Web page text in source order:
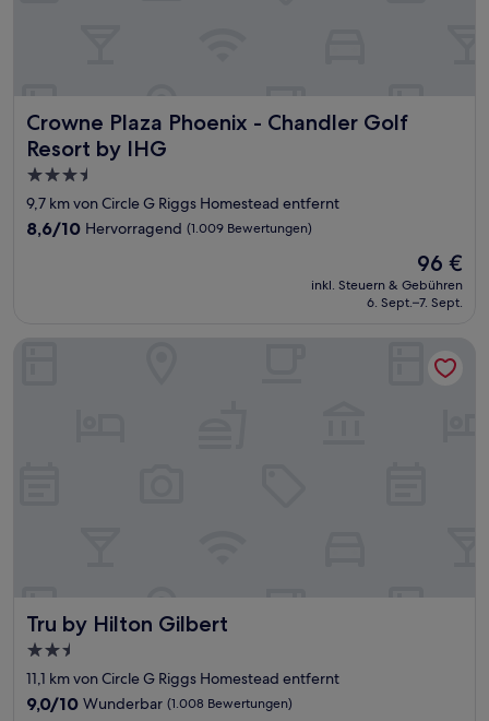
Crowne Plaza Phoenix - Chandler Golf
Resort by IHG
Crowne Plaza Phoenix - Chandler Golf Resort by IHG
3.5-
Sterne-
Unterkunft
9,7 km von Circle G Riggs Homestead entfernt
8.6
8,6/10 Hervorragend (1.009 Bewertungen)
Der
Preis
beträgt
96 €
inkl. Steuern & Gebühren
6. Sept.–7. Sept.
Tru by Hilton Gilbert
Tru by Hilton Gilbert
2.5-
Sterne-
Unterkunft
11,1 km von Circle G Riggs Homestead entfernt
9.0
9,0/10 Wunderbar (1.008 Bewertungen)
Tru by Hilton Gilbert